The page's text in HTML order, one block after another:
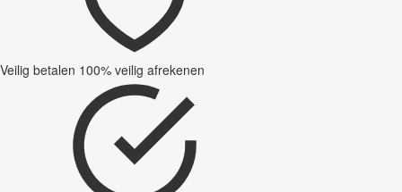
Veilig betalen 100% veilig afrekenen